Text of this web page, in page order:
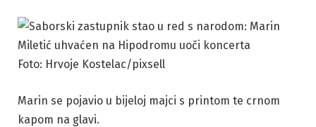
Foto: Hrvoje Kostelac/pixsell
Marin se pojavio u bijeloj majci s printom te crnom
kapom na glavi.